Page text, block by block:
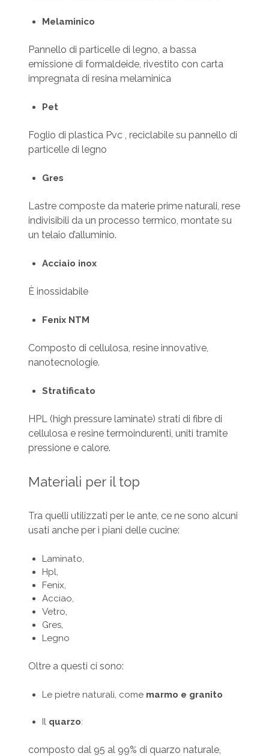
Melaminico
Pannello di particelle di legno, a bassa
emissione di formaldeide, rivestito con carta
impregnata di resina melaminica
Pet
Foglio di plastica Pvc , reciclabile su pannello di
particelle di legno
Gres
Lastre composte da materie prime naturali, rese
indivisibili da un processo termico, montate su
un telaio d’alluminio.
Acciaio inox
È inossidabile
Fenix NTM
Composto di cellulosa, resine innovative,
nanotecnologie.
Stratificato
HPL (high pressure laminate) strati di fibre di
cellulosa e resine termoindurenti, uniti tramite
pressione e calore.
Materiali per il top
Tra quelli utilizzati per le ante, ce ne sono alcuni
usati anche per i piani delle cucine:
Laminato,
Hpl,
Fenix,
Acciao,
Vetro,
Gres,
Legno
Oltre a questi ci sono:
Le pietre naturali, come marmo e granito
Il quarzo:
composto dal 95 al 99% di quarzo naturale,